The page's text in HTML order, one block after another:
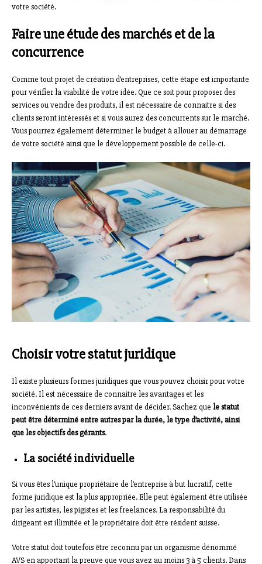
votre société.
Faire une étude des marchés et de la
concurrence
Comme tout projet de création d’entreprises, cette étape est importante
pour vérifier la viabilité de votre idée. Que ce soit pour proposer des
services ou vendre des produits, il est nécessaire de connaitre si des
clients seront intéressés et si vous aurez des concurrents sur le marché.
Vous pourrez également déterminer le budget à allouer au démarrage
de votre société ainsi que le développement possible de celle-ci.
Choisir votre statut juridique
Il existe plusieurs formes juridiques que vous pouvez choisir pour votre
société. Il est nécessaire de connaitre les avantages et les
inconvénients de ces derniers avant de décider. Sachez que le statut
peut être déterminé entre autres par la durée, le type d’activité, ainsi
que les objectifs des gérants.
La société individuelle
Si vous êtes l’unique propriétaire de l’entreprise à but lucratif, cette
forme juridique est la plus appropriée. Elle peut également être utilisée
par les artistes, les pigistes et les freelances. La responsabilité du
dirigeant est illimitée et le propriétaire doit être résident suisse.
Votre statut doit toutefois être reconnu par un organisme dénommé
AVS en apportant la preuve que vous avez au moins 3 à 5 clients. Dans